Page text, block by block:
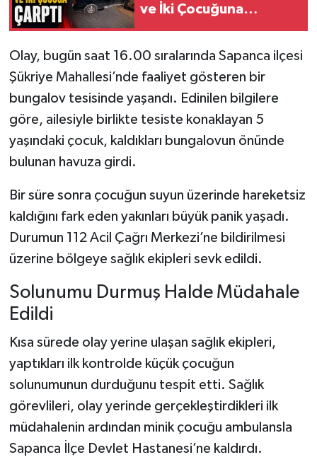
ve İki Çocuğuna
Olay, bugün saat 16.00 sıralarında Sapanca ilçesi
Şükriye Mahallesi’nde faaliyet gösteren bir
bungalov tesisinde yaşandı. Edinilen bilgilere
göre, ailesiyle birlikte tesiste konaklayan 5
yaşındaki çocuk, kaldıkları bungalovun önünde
bulunan havuza girdi.
Bir süre sonra çocuğun suyun üzerinde hareketsiz
kaldığını fark eden yakınları büyük panik yaşadı.
Durumun 112 Acil Çağrı Merkezi’ne bildirilmesi
üzerine bölgeye sağlık ekipleri sevk edildi.
Solunumu Durmuş Halde Müdahale
Edildi
Kısa sürede olay yerine ulaşan sağlık ekipleri,
yaptıkları ilk kontrolde küçük çocuğun
solunumunun durduğunu tespit etti. Sağlık
görevlileri, olay yerinde gerçekleştirdikleri ilk
müdahalenin ardından minik çocuğu ambulansla
Sapanca İlçe Devlet Hastanesi’ne kaldırdı.